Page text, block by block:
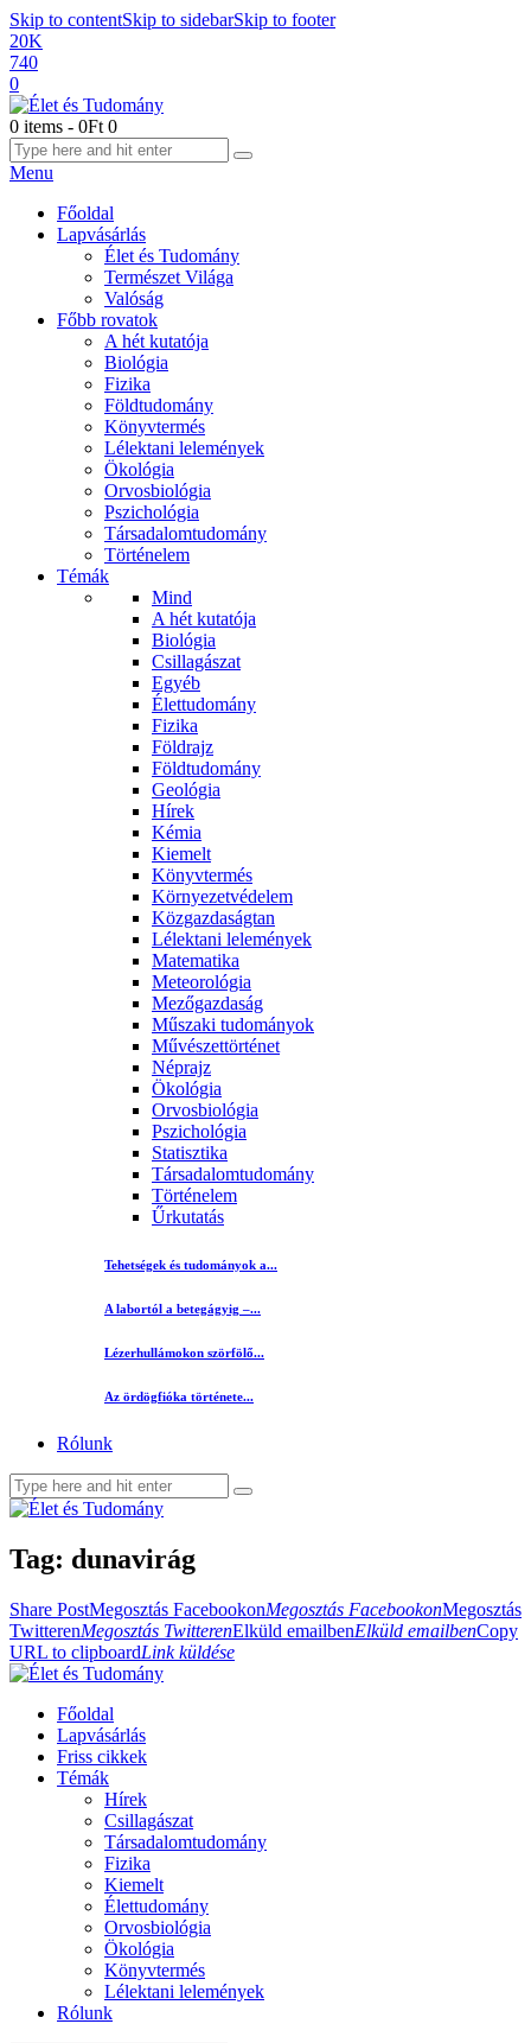
Skip to contentSkip to sidebarSkip to footer
20K
740
0
0 items - 0Ft 0
Menu
Főoldal
Lapvásárlás
Élet és Tudomány
Természet Világa
Valóság
Főbb rovatok
A hét kutatója
Biológia
Fizika
Földtudomány
Könyvtermés
Lélektani lelemények
Ökológia
Orvosbiológia
Pszichológia
Társadalomtudomány
Történelem
Témák
Mind
A hét kutatója
Biológia
Csillagászat
Egyéb
Élettudomány
Fizika
Földrajz
Földtudomány
Geológia
Hírek
Kémia
Kiemelt
Könyvtermés
Környezetvédelem
Közgazdaságtan
Lélektani lelemények
Matematika
Meteorológia
Mezőgazdaság
Műszaki tudományok
Művészettörténet
Néprajz
Ökológia
Orvosbiológia
Pszichológia
Statisztika
Társadalomtudomány
Történelem
Űrkutatás
Tehetségek és tudományok a...
A labortól a betegágyig –...
Lézerhullámokon szörfölő...
Az ördögfióka története...
Rólunk
Tag: dunavirág
Share PostMegosztás FacebookonMegosztás FacebookonMegosztás
TwitterenMegosztás TwitterenElküld emailbenElküld emailbenCopy
URL to clipboardLink küldése
Főoldal
Lapvásárlás
Friss cikkek
Témák
Hírek
Csillagászat
Társadalomtudomány
Fizika
Kiemelt
Élettudomány
Orvosbiológia
Ökológia
Könyvtermés
Lélektani lelemények
Rólunk